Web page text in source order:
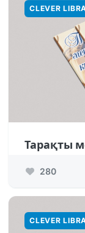
CLEVER
Тарақты
280
CLEVER